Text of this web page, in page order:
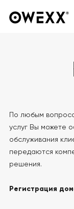
По любым
услуг Вы можете
обслуживания
передаются
решения.
Регистрация